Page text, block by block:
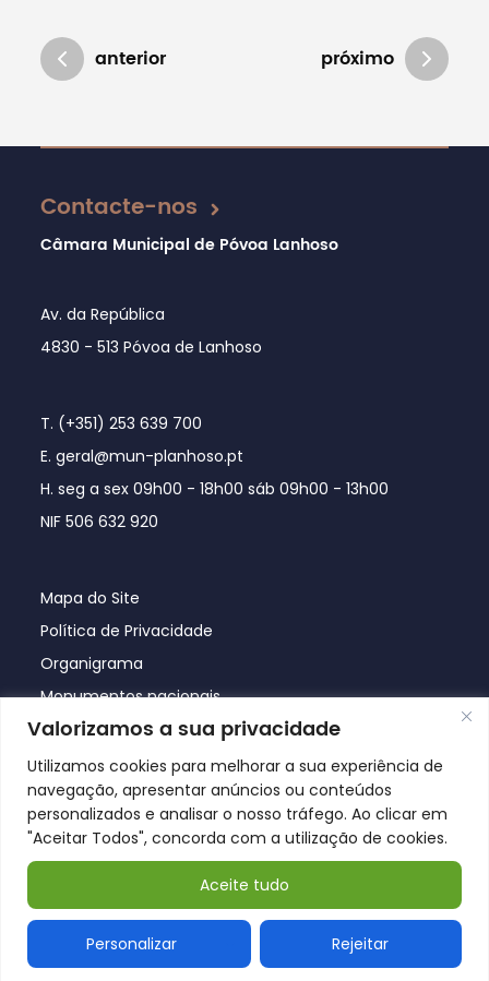
Valorizamos a sua privacidade
Utilizamos cookies para melhorar a sua experiência de
navegação, apresentar anúncios ou conteúdos
personalizados e analisar o nosso tráfego. Ao clicar em
"Aceitar Todos", concorda com a utilização de cookies.
Personalizar Rejeitar
Aceite tudo
anterior próximo
Atualizado em 21/03/2018
Contacte-nos
Câmara Municipal de Póvoa Lanhoso
Av. da República
4830 - 513 Póvoa de Lanhoso
T. (+351) 253 639 700
E. geral@mun-planhoso.pt
H. seg a sex 09h00 - 18h00 sáb 09h00 - 13h00
NIF 506 632 920
Mapa do Site
Política de Privacidade
Organigrama
Monumentos nacionais
© Póvoa de Lanhoso 2026